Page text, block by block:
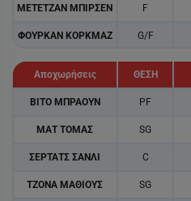
ΜΕΤΕΤΖΑΝ ΜΠΙΡΣΕΝ F
ΦΟΥΡΚΑΝ ΚΟΡΚΜΑΖ G/F
Αποχωρήσεις ΘΕΣΗ
ΒΙΤΟ ΜΠΡΑΟΥΝ PF
ΜΑΤ ΤΟΜΑΣ SG
ΣΕΡΤΑΤΣ ΣΑΝΛΙ C
ΤΖΟΝΑ ΜΑΘΙΟΥΣ SG